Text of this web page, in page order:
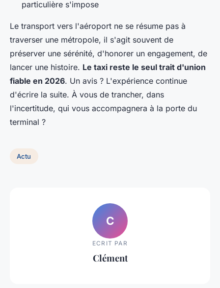
particulière s'impose
Le transport vers l'aéroport ne se résume pas à
traverser une métropole, il s'agit souvent de
préserver une sérénité, d'honorer un engagement, de
lancer une histoire. Le taxi reste le seul trait d'union
fiable en 2026. Un avis ? L'expérience continue
d'écrire la suite. À vous de trancher, dans
l'incertitude, qui vous accompagnera à la porte du
terminal ?
Actu
C
ECRIT PAR
Clément